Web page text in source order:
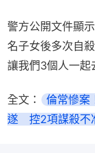
警方公開文件顯
名子女後多次自
讓我們3個人一起
全文：
倫常慘案
遂　控2項謀殺不